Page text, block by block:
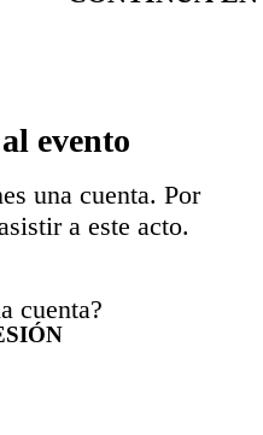
evento
una cuenta. Por
a este acto.
cuenta?